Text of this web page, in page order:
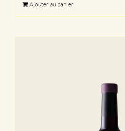
Ajouter au panier